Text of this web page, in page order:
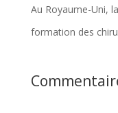
Au Royaume-Uni,
formation des